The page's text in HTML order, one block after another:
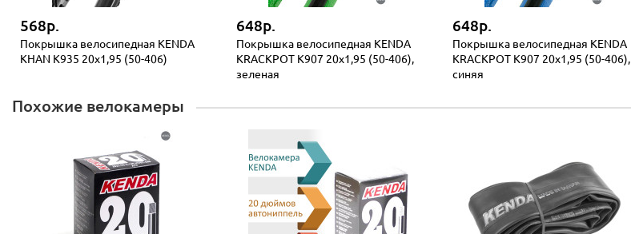
568р.
Покрышка велосипедная KENDA
KHAN K935 20x1,95 (50-406)
648р.
Покрышка велосипедная KENDA
KRACKPOT K907 20x1,95 (50-406),
зеленая
648р.
Покрышка велосипедная KENDA
KRACKPOT K907 20x1,95 (50-406),
синяя
Похожие велокамеры